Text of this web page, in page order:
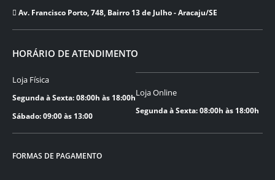
⁠Av. Francisco Porto, 748, Bairro 13 de Julho - Aracaju/SE
HORÁRIO DE ATENDIMENTO
Loja Física
Segunda à Sexta: 08:00h às 18:00h
Sábado: 09:00 às 13:00
Loja Online
Segunda à Sexta: 08:00h às 18:00h
FORMAS DE PAGAMENTO